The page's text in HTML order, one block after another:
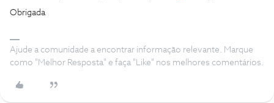
Obrigada
Ajude a comunidade a encontrar informação relevante. Marque
como "Melhor Resposta" e faça "Like" nos melhores comentários.